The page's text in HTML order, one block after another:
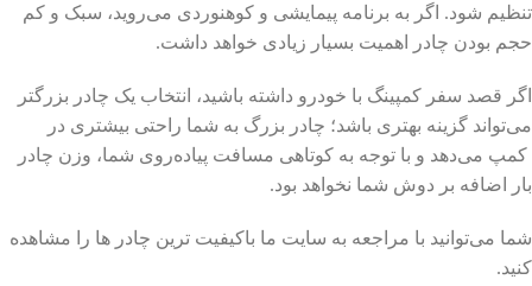
تنظیم شود. اگر به برنامه پیمایشی و کوهنوردی می‌روید، سبک و کم
حجم بودن چادر اهمیت بسیار زیادی خواهد داشت.
اگر قصد سفر کمپینگ با خودرو داشته باشید، انتخاب یک چادر بزرگتر
می‌تواند گزینه بهتری باشد؛ چادر بزرگ به شما راحتی بیشتری در
کمپ می‌دهد و با توجه به کوتاهی مسافت پیاده‌روی شما، وزن چادر
بار اضافه بر دوش شما نخواهد بود.
شما می‌توانید با مراجعه به سایت ما باکیفیت ترین چادر ها را مشاهده
کنید.